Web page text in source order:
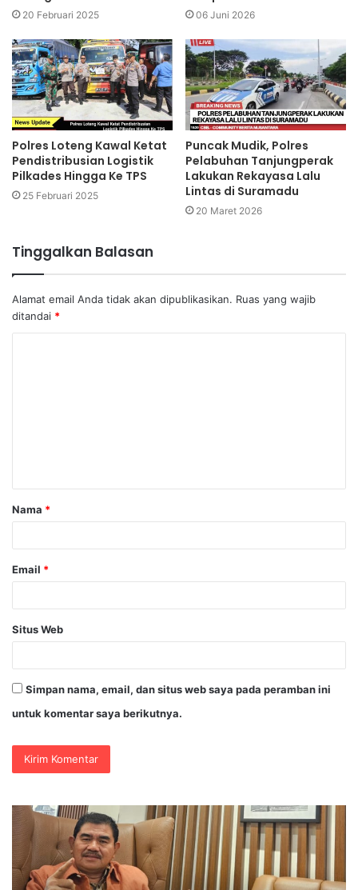
20 Februari 2025 06 Juni 2026
Polres Loteng Kawal Ketat
Pendistribusian Logistik
Pilkades Hingga Ke TPS
25 Februari 2025
Puncak Mudik, Polres
Pelabuhan Tanjungperak
Lakukan Rekayasa Lalu
Lintas di Suramadu
20 Maret 2026
Tinggalkan Balasan
Alamat email Anda tidak akan dipublikasikan. Ruas yang wajib
ditandai *
a
r
Nama *
Email *
Situs Web
Simpan nama, email, dan situs web saya pada peramban ini
untuk komentar saya berikutnya.
PENGGANTIAN
KAPOLRI”KOMPETENSI
ABSOLUT
PRESIDEN”